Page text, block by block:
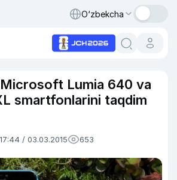
O‘zbekcha
Lumia 640 va
smartfonlarini taqdim
17:44 / 03.03.2015 653